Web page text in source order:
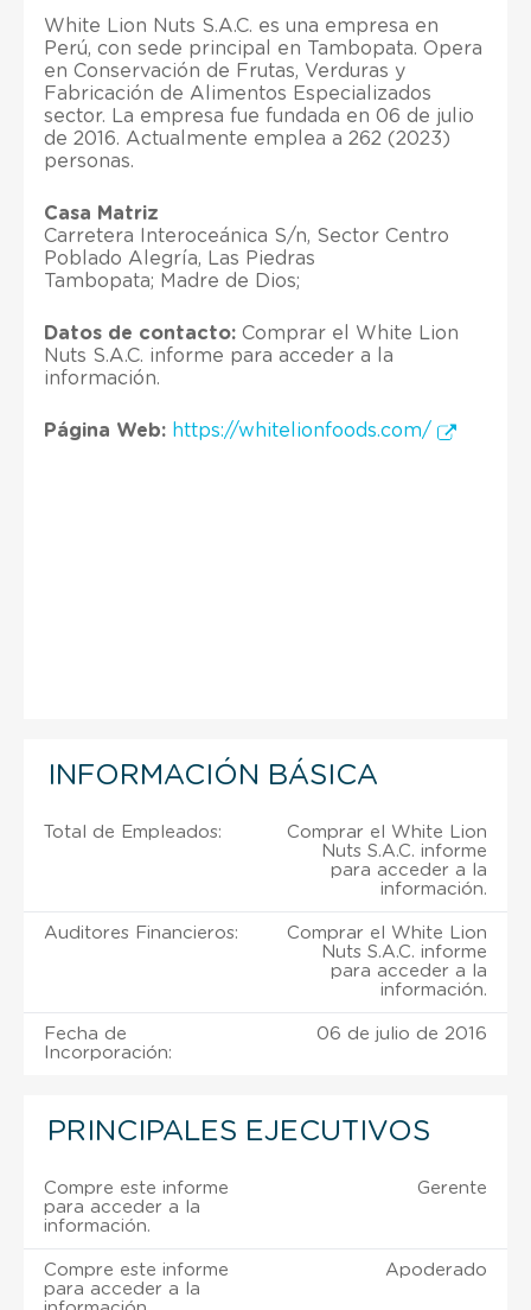
White Lion Nuts S.A.C. es una empresa en
Perú, con sede principal en Tambopata. Opera
en Conservación de Frutas, Verduras y
Fabricación de Alimentos Especializados
sector. La empresa fue fundada en 06 de julio
de 2016. Actualmente emplea a 262 (2023)
personas.
Casa Matriz
Carretera Interoceánica S/n, Sector Centro
Poblado Alegría, Las Piedras
Tambopata; Madre de Dios;
Datos de contacto: Comprar el White Lion
Nuts S.A.C. informe para acceder a la
información.
Página Web: https://whitelionfoods.com/
INFORMACIÓN BÁSICA
Total de Empleados:
Comprar el White Lion
Nuts S.A.C. informe
para acceder a la
información.
Auditores Financieros:
Comprar el White Lion
Nuts S.A.C. informe
para acceder a la
información.
Fecha de
Incorporación:
06 de julio de 2016
PRINCIPALES EJECUTIVOS
Compre este informe
para acceder a la
información.
Gerente
Compre este informe
para acceder a la
Apoderado